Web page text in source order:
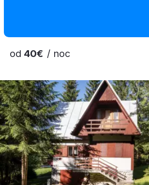
od 40€ / noc